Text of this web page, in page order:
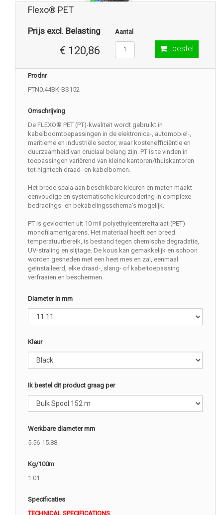
Flexo® PET
Prijs excl. Belasting
€ 120,86
Aantal
bestel
Prodnr
PTN0.44BK-BS152
Omschrijving
De FLEXO® PET (PT)-kwaliteit wordt gebruikt in
kabelboomtoepassingen in de elektronica-, automobiel-,
maritieme en industriële sector, waar kostenefficiëntie en
duurzaamheid van cruciaal belang zijn. PT is te vinden in
toepassingen variërend van kleine kantoren/thuiskantoren
tot hightech draad- en kabelbomen.
Het brede scala aan beschikbare kleuren en maten maakt
eenvoudige en systematische kleurcodering in complexe
bedradings- en bekabelingsschema's mogelijk.
PT is gevlochten uit 10 mil polyethyleentereftalaat (PET)
monofilamentgarens. Het materiaal heeft een breed
temperatuurbereik, is bestand tegen chemische degradatie,
UV-straling en slijtage. De kous kan gemakkelijk en schoon
worden gesneden met een heet mes en zal, eenmaal
geïnstalleerd, elke draad-, slang- of kabeltoepassing
verfraaien en beschermen.
Diameter in mm
Kleur
Ik bestel dit product graag per
Werkbare diameter mm
5.56-15.88
Kg/100m
1.01
Specificaties
TECHNICAL SPECIFICATIONS